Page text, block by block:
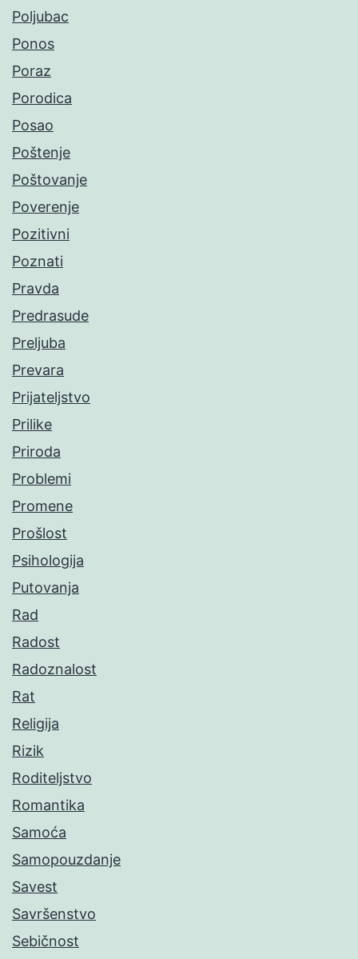
Poljubac
Ponos
Poraz
Porodica
Posao
Poštenje
Poštovanje
Poverenje
Pozitivni
Poznati
Pravda
Predrasude
Preljuba
Prevara
Prijateljstvo
Prilike
Priroda
Problemi
Promene
Prošlost
Psihologija
Putovanja
Rad
Radost
Radoznalost
Rat
Religija
Rizik
Roditeljstvo
Romantika
Samoća
Samopouzdanje
Savest
Savršenstvo
Sebičnost